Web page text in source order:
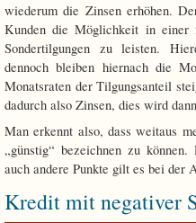
wiederum die Zinsen erhöhen.
Kunden die Möglichkeit in einer
Sondertilgungen zu leisten.
dennoch bleiben hiernach die
Monatsraten der Tilgungsanteil
dadurch also Zinsen, dies wird
Man erkennt also, dass weitaus
„günstig“ bezeichnen zu
auch andere Punkte gilt es bei der
Kredit mit negativer